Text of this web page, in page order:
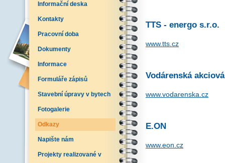
Informační deska
Kontakty
Pracovní doba
Dokumenty
Informace
Formuláře zápisů
Stavební úpravy v bytech
Fotogalerie
Odkazy
Napište nám
Projekty realizované v
TTS - energo s.r.o.
www.tts.cz
Vodárenská
www.vodarenska.cz
E.ON
www.eon.cz